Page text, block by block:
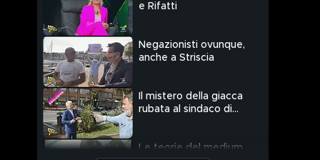
e Rifatti
Negazionisti ovunque,
anche a Striscia
Il mistero della giacca
rubata al sindaco di
Le teorie del medium